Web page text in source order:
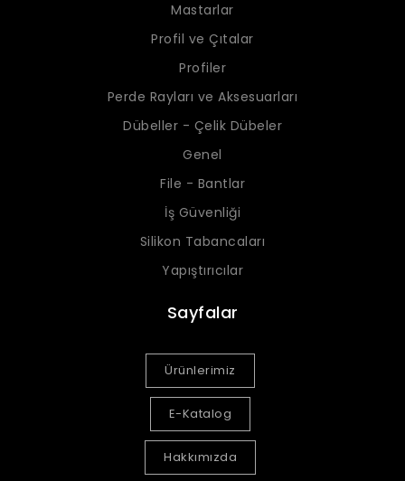
Mastarlar
Profil ve Çıtalar
Profiler
Perde Rayları ve Aksesuarları
Dübeller - Çelik Dübeler
Genel
File - Bantlar
İş Güvenliği
Silikon Tabancaları
Yapıştırıcılar
Sayfalar
Ürünlerimiz
E-Katalog
Hakkımızda